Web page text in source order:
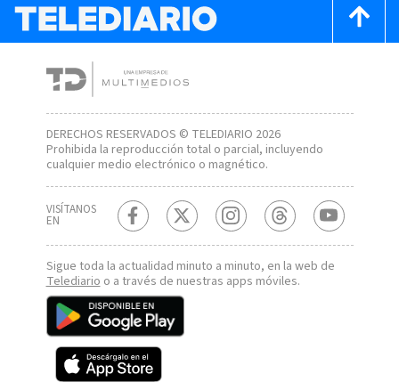
DERECHOS RESERVADOS © TELEDIARIO 2026
Prohibida la reproducción total o parcial, incluyendo
cualquier medio electrónico o magnético.
VISÍTANOS
EN
Sigue toda la actualidad minuto a minuto, en la web de
Telediario o a través de nuestras apps móviles.